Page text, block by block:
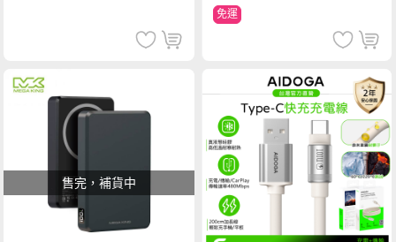
免運
售完，補貨中